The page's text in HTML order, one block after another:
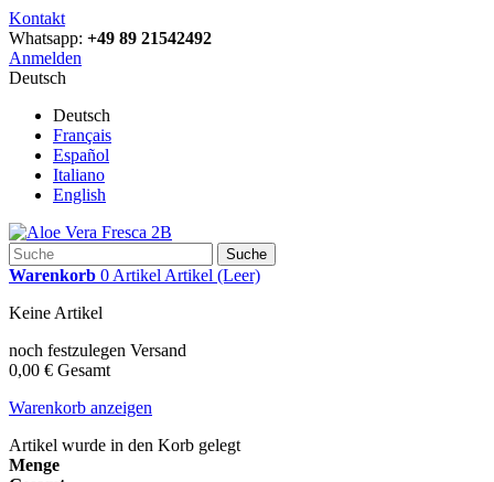
Kontakt
Whatsapp: +49 89 21542492
Anmelden
Deutsch
Deutsch
Français
Español
Italiano
English
Suche
Warenkorb 0 Artikel Artikel (Leer)
Keine Artikel
noch festzulegen Versand
0,00 € Gesamt
Warenkorb anzeigen
Artikel wurde in den Korb gelegt
Menge